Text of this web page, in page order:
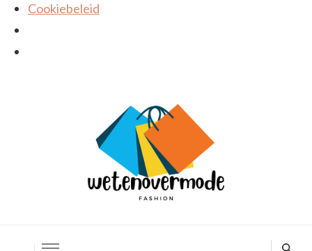
Cookiebeleid